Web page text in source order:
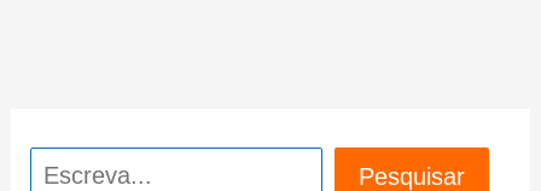
Pesquisar Pesquisar